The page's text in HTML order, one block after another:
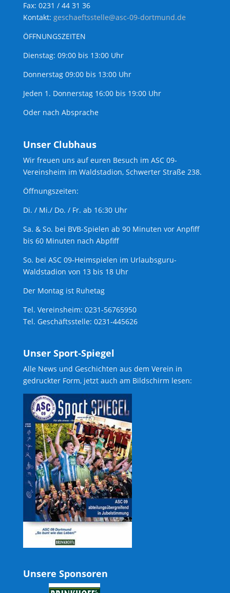
Fax: 0231 / 44 31 36
Kontakt: geschaeftsstelle@asc-09-dortmund.de
ÖFFNUNGSZEITEN
Dienstag: 09:00 bis 13:00 Uhr
Donnerstag 09:00 bis 13:00 Uhr
Jeden 1. Donnerstag 16:00 bis 19:00 Uhr
Oder nach Absprache
Unser Clubhaus
Wir freuen uns auf euren Besuch im ASC 09-
Vereinsheim im Waldstadion, Schwerter Straße 238.
Öffnungszeiten:
Di. / Mi./ Do. / Fr. ab 16:30 Uhr
Sa. & So. bei BVB-Spielen ab 90 Minuten vor Anpfiff
bis 60 Minuten nach Abpfiff
So. bei ASC 09-Heimspielen im Urlaubsguru-
Waldstadion von 13 bis 18 Uhr
Der Montag ist Ruhetag
Tel. Vereinsheim: 0231-56765950
Tel. Geschäftsstelle: 0231-445626
Unser Sport-Spiegel
Alle News und Geschichten aus dem Verein in
gedruckter Form, jetzt auch am Bildschirm lesen:
Unsere Sponsoren